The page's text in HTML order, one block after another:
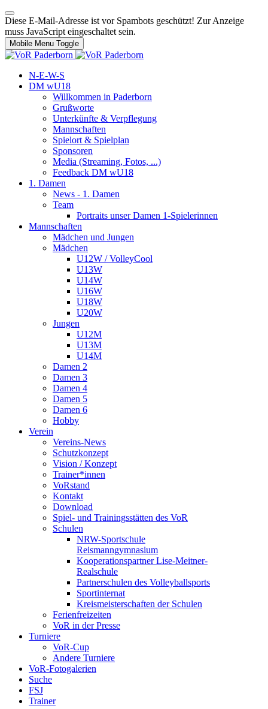
Diese E-Mail-Adresse ist vor Spambots geschützt! Zur Anzeige
muss JavaScript eingeschaltet sein.
Mobile Menu Toggle
N-E-W-S
DM wU18
Willkommen in Paderborn
Grußworte
Unterkünfte & Verpflegung
Mannschaften
Spielort & Spielplan
Sponsoren
Media (Streaming, Fotos, ...)
Feedback DM wU18
1. Damen
News - 1. Damen
Team
Portraits unser Damen 1-Spielerinnen
Mannschaften
Mädchen und Jungen
Mädchen
U12W / VolleyCool
U13W
U14W
U16W
U18W
U20W
Jungen
U12M
U13M
U14M
Damen 2
Damen 3
Damen 4
Damen 5
Damen 6
Hobby
Verein
Vereins-News
Schutzkonzept
Vision / Konzept
Trainer*innen
VoRstand
Kontakt
Download
Spiel- und Trainingsstätten des VoR
Schulen
NRW-Sportschule
Reismanngymnasium
Kooperationspartner Lise-Meitner-
Realschule
Partnerschulen des Volleyballsports
Sportinternat
Kreismeisterschaften der Schulen
Ferienfreizeiten
VoR in der Presse
Turniere
VoR-Cup
Andere Turniere
VoR-Fotogalerien
Suche
FSJ
Trainer